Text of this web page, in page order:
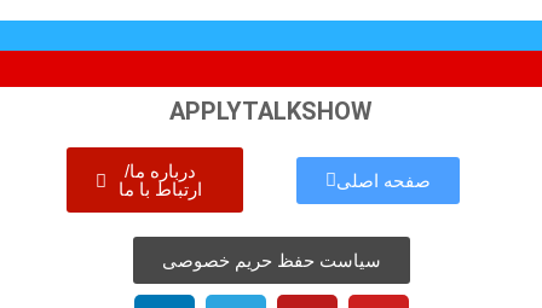
APPLYTALKSHOW
صفحه اصلی
درباره ما/
ارتباط با ما
سیاست حفظ حریم خصوصی